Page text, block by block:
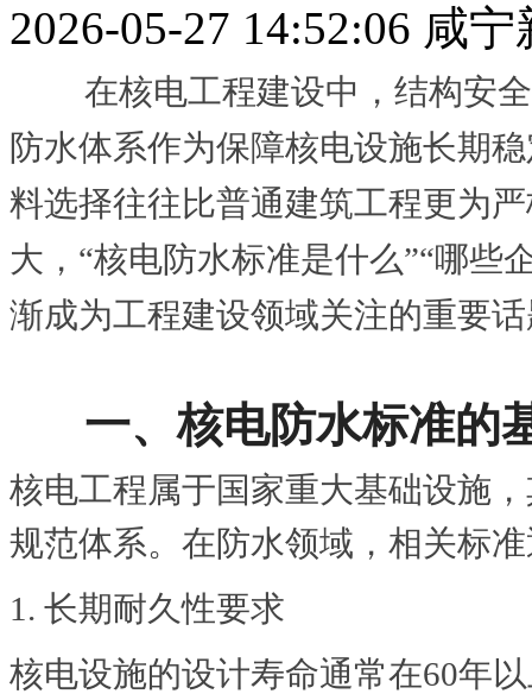
2026-05-27 14:52:06 咸宁
在核电工程建设中，结构安全
防水体系作为保障核电设施长期
料选择往往比普通建筑工程更为
大，“核电防水标准是什么”“哪些
渐成为工程建设领域关注的重要
一、核电防水标准的
核电工程属于国家重大基础设施
规范体系。在防水领域，相关标
1. 长期耐久性要求
核电设施的设计寿命通常在60年